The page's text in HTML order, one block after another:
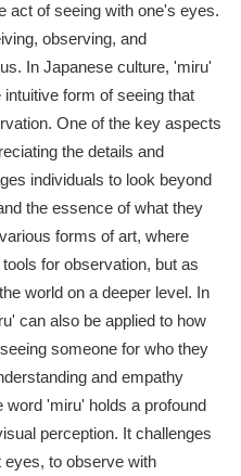
act of seeing with one's eyes.
observing, and
In Japanese culture, 'miru'
form of seeing that
One of the key aspects
the details and
individuals to look beyond
the essence of what they
forms of art, where
for observation, but as
world on a deeper level. In
can also be applied to how
someone for who they
and empathy
'miru' holds a profound
perception. It challenges
eyes, to observe with